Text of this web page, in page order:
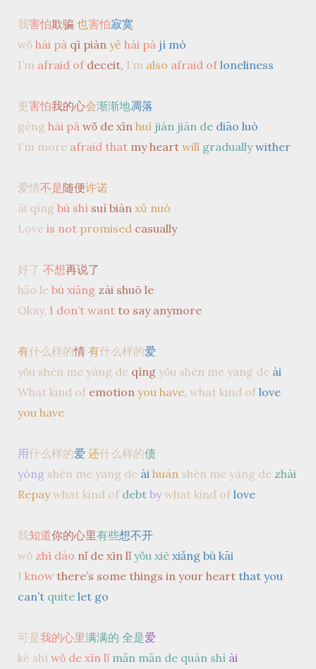
我害怕欺骗 也害怕寂寞
wǒ hài pà qī piàn yě hài pà jì mò
I’m afraid of deceit, I’m also afraid of loneliness
更害怕我的心会渐渐地凋落
gèng hài pà wǒ de xīn huì jiàn jiàn de diāo luò
I’m more afraid that my heart will graduallywither
爱情不是随便许诺
ài qíng bú shì suí biàn xǔ nuò
Love is not promised casually
好了 不想再说了
hǎo le bù xiǎng zài shuō le
Okay, I don’t want to say anymore
有什么样的情 有什么样的爱
yǒu shén me yàng de qíng yǒu shén me yàng de ài
What kind of emotion you have, what kind of love
you have
用什么样的爱 还什么样的债
yòng shén me yàng de ài huán shén me yàng de zhài
Repaywhat kind of debt bywhat kind of love
我知道你的心里有些想不开
wǒ zhī dào nǐ de xīn lǐyǒu xiē xiǎng bù kāi
I know there’s some things in your heart that you
can’t quite let go
可是我的心里满满的 全是爱
kě shì wǒ de xīn lǐ mǎn mǎn de quán shì ài